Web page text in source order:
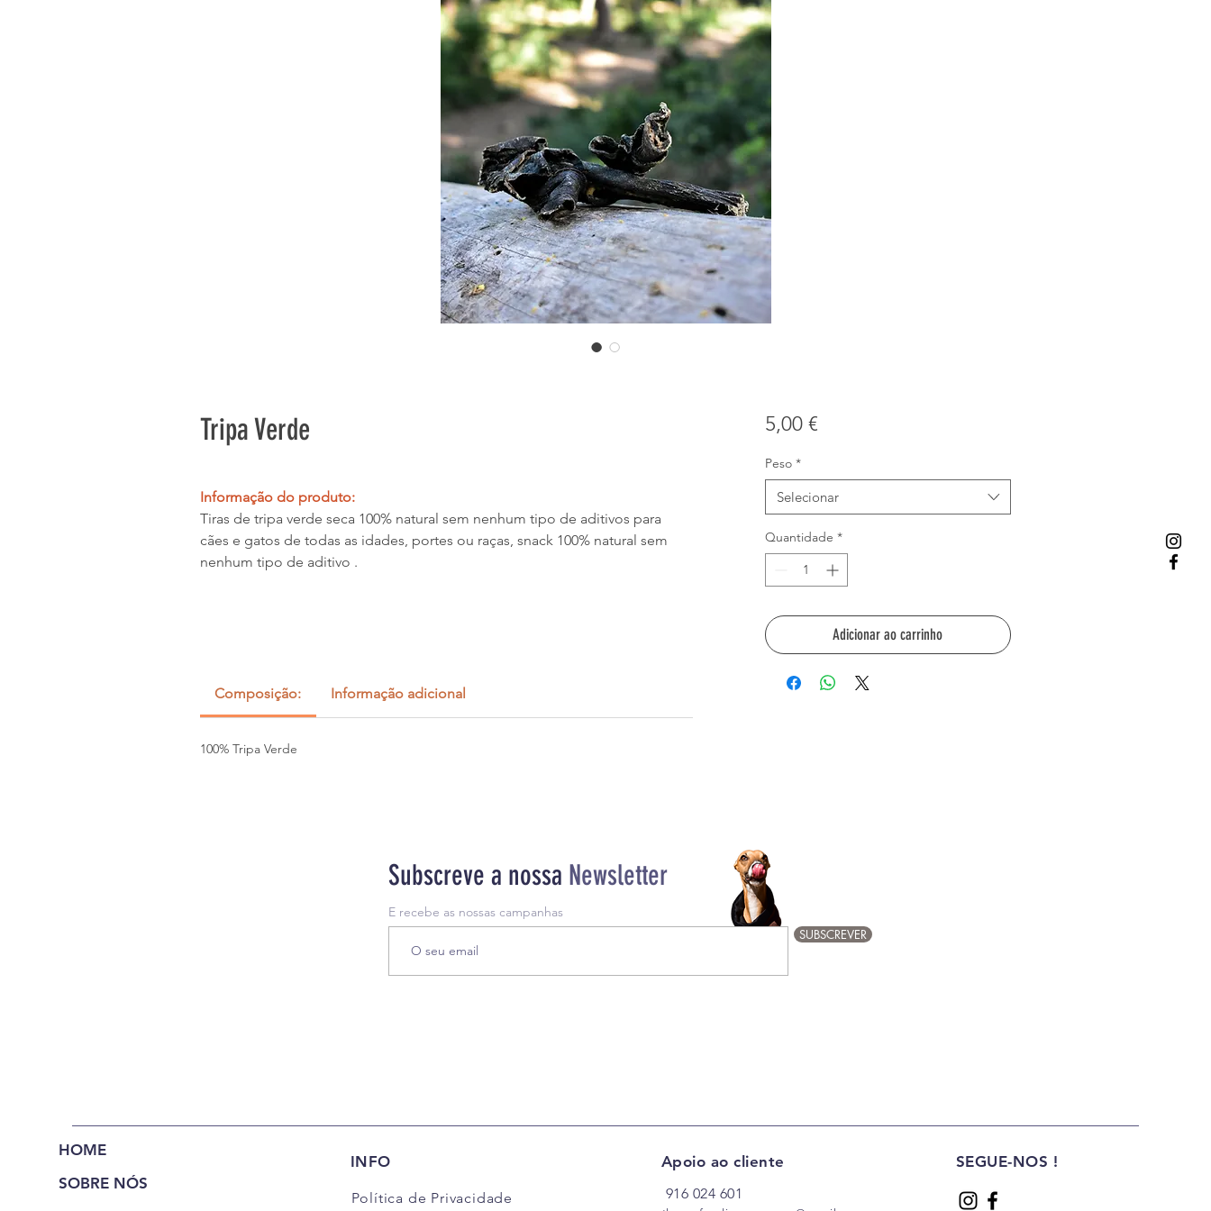
Tripa Verde
Informação do produto:
Tiras de tripa verde seca 100% natural sem nenhum tipo de aditivos para
cães e gatos de todas as idades, portes ou raças, snack 100% natural sem
nenhum tipo de aditivo .
Composição: Informação adicional
100% Tripa Verde
5,00 €Preço
Peso *
Selecionar
Quantidade *
Adicionar ao carrinho
Subscreve a nossa Newsletter
E recebe as nossas campanhas
SUBSCREVER
HOME
SOBRE NÓS
INFO
Política de Privacidade
Apoio ao cliente
916 024 601
SEGUE-NOS !